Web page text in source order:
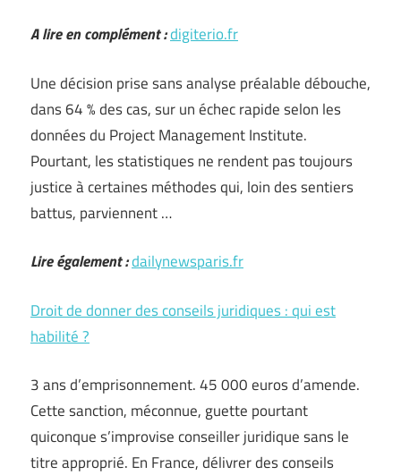
A lire en complément :digiterio.fr
Une décision prise sans analyse préalable débouche,
dans 64 % des cas, sur un échec rapide selon les
données du Project Management Institute.
Pourtant, les statistiques ne rendent pas toujours
justice à certaines méthodes qui, loin des sentiers
battus, parviennent …
Lire également :dailynewsparis.fr
Droit de donner des conseils juridiques : qui est
habilité ?
3 ans d’emprisonnement. 45 000 euros d’amende.
Cette sanction, méconnue, guette pourtant
quiconque s’improvise conseiller juridique sans le
titre approprié. En France, délivrer des conseils